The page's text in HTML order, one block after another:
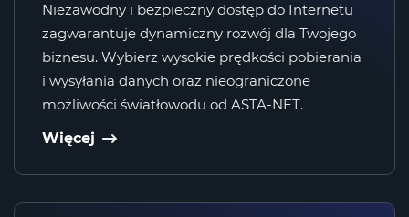
Niezawodny i bezpieczny dostęp do Internetu
zagwarantuje dynamiczny rozwój dla Twojego
biznesu. Wybierz wysokie prędkości pobierania
i wysyłania danych oraz nieograniczone
możliwości światłowodu od ASTA-NET.
Więcej